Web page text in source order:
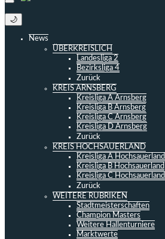
🌙
News
ÜBERKREISLICH
Landesliga 2
Bezirksliga 4
Zurück
KREIS ARNSBERG
Kreisliga A Arnsberg
Kreisliga B Arnsberg
Kreisliga C Arnsberg
Kreisliga D Arnsberg
Zurück
KREIS HOCHSAUERLAND
Kreisliga A Hochsauerland
Kreisliga B Hochsauerland
Kreisliga C Hochsauerland
Zurück
WEITERE RUBRIKEN
Stadtmeisterschaften
Champion Masters
Weitere Hallenturniere
Marktwerte